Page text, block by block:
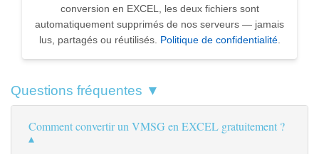
conversion en EXCEL, les deux fichiers sont
automatiquement supprimés de nos serveurs — jamais
lus, partagés ou réutilisés. Politique de confidentialité.
Questions fréquentes ▼
Comment convertir un VMSG en EXCEL gratuitement ?